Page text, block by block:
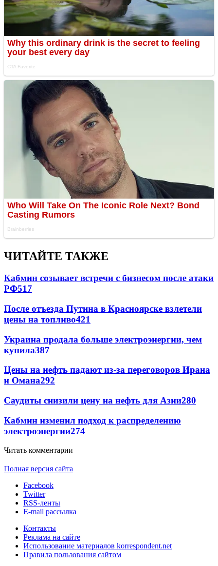
ЧИТАЙТЕ ТАКЖЕ
Кабмин созывает встречи с бизнесом после атаки
РФ517
После отъезда Путина в Красноярске взлетели
цены на топливо421
Украина продала больше электроэнергии, чем
купила387
Цены на нефть падают из-за переговоров Ирана
и Омана292
Саудиты снизили цену на нефть для Азии280
Кабмин изменил подход к распределению
электроэнергии274
Читать комментарии
Полная версия сайта
Facebook
Twitter
RSS-ленты
E-mail рассылка
Контакты
Реклама на сайте
Использование материалов korrespondent.net
Правила пользования сайтом